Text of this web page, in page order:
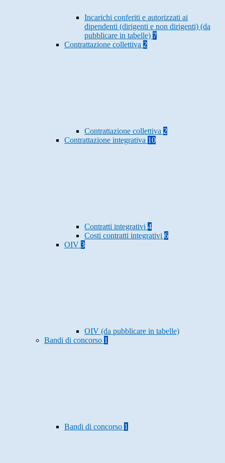
Incarichi conferiti e autorizzati ai
dipendenti (dirigenti e non dirigenti) (da
pubblicare in tabelle) 7
Contrattazione collettiva 2
Contrattazione collettiva 2
Contrattazione integrativa 10
Contratti integrativi 4
Costi contratti integrativi 6
OIV 3
OIV (da pubblicare in tabelle)
Bandi di concorso 1
Bandi di concorso 1